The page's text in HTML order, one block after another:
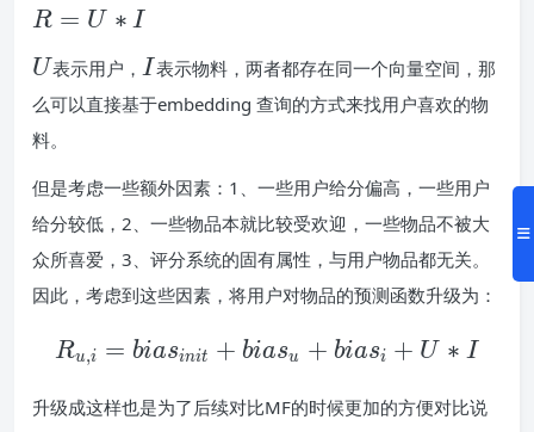
R
U
*
I
R = U ∗ I
U
U表示用户， I
I表示物料，两者都存在同一个向量空间，那
么可以直接基于embedding 查询的方式来找用户喜欢的物
料。
但是考虑一些额外因素：1、一些用户给分偏高，一些用户
给分较低，2、一些物品本就比较受欢迎，一些物品不被大
众所喜爱，3、评分系统的固有属性，与用户物品都无关。
因此，考虑到这些因素，将用户对物品的预测函数升级为：
Ru,i = biasinit + biasu + biasi + U ∗ I
升级成这样也是为了后续对比MF的时候更加的方便对比说